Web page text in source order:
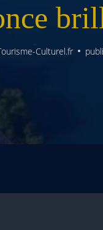
Culturel.fr